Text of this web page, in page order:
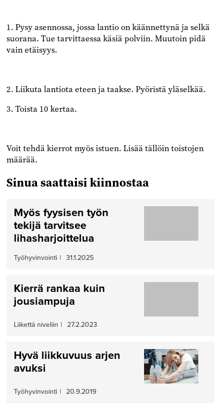
1. Pysy asennossa, jossa lantio on käännettynä ja selkä
suorana. Tue tarvittaessa käsiä polviin. Muutoin pidä
vain etäisyys.
2. Liikuta lantiota eteen ja taakse. Pyöristä yläselkää.
3. Toista 10 kertaa.
Voit tehdä kierrot myös istuen. Lisää tällöin toistojen
määrää.
Sinua saattaisi kiinnostaa
Myös fyysisen työn
tekijä tarvitsee
lihasharjoittelua
Työhyvinvointi | 31.1.2025
Kierrä rankaa kuin
jousiampuja
Liikettä niveliin | 27.2.2023
Hyvä liikkuvuus arjen
avuksi
Työhyvinvointi | 20.9.2019